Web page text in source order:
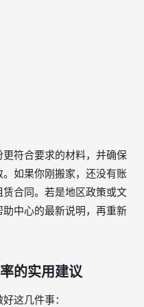
符合要求的材料，并确保
如果你刚搬家，还没有账
合同。若是地区政策或文
中心的最新说明，再重新
的实用建议
这几件事：